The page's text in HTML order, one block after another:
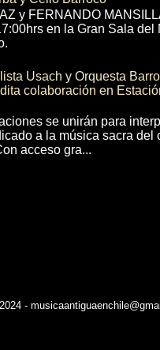
y FERNANDO
en la Gran Sala
Usach y Orquesta
colaboración en
se unirán para
a la música sacra del
acceso gra...
-